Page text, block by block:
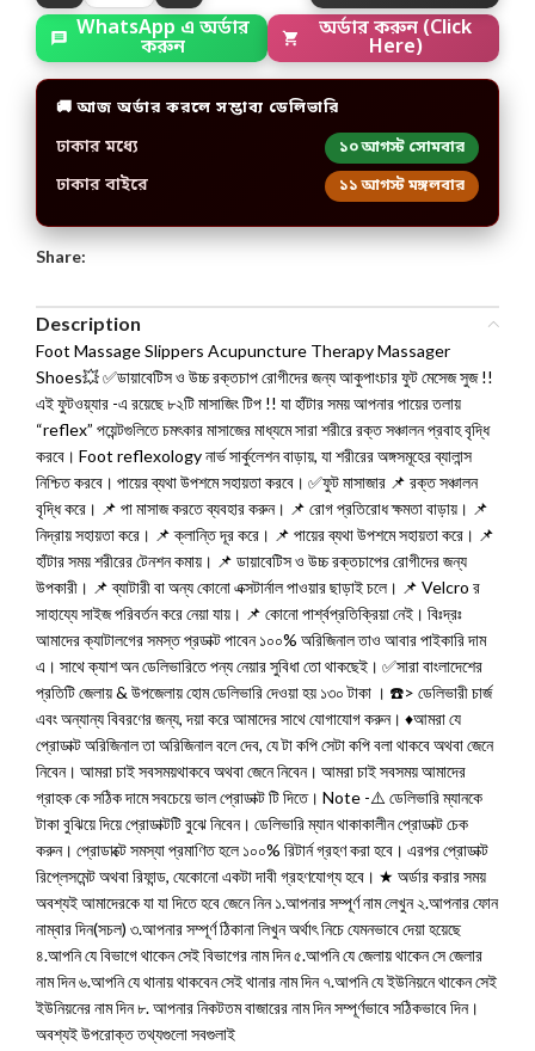
WhatsApp এ অর্ডার
করুন
অর্ডার করুন (Click
Here)
🚚 আজ অর্ডার করলে সম্ভাব্য ডেলিভারি
ঢাকার মধ্যে ১০ আগস্ট সোমবার
ঢাকার বাইরে ১১ আগস্ট মঙ্গলবার
Share:
Description
Foot Massage Slippers Acupuncture Therapy Massager
Shoes💥 ✅ডায়াবেটিস ও উচ্চ রক্তচাপ রোগীদের জন্য আকুপাংচার ফুট মেসেজ সুজ !!
এই ফুটওয়্যার -এ রয়েছে ৮২টি মাসাজিং টিপ !! যা হাঁটার সময় আপনার পায়ের তলায়
“reflex” পয়েন্টগুলিতে চমৎকার মাসাজের মাধ্যমে সারা শরীরে রক্ত সঞ্চালন প্রবাহ বৃদ্ধি
করবে। Foot reflexology নার্ভ সার্কুলেশন বাড়ায়, যা শরীরের অঙ্গসমূহের ব্যালান্স
নিশ্চিত করবে। পায়ের ব্যথা উপশমে সহায়তা করবে। ✅ফুট মাসাজার 📌 রক্ত সঞ্চালন
বৃদ্ধি করে। 📌 পা মাসাজ করতে ব্যবহার করুন। 📌 রোগ প্রতিরোধ ক্ষমতা বাড়ায়। 📌
নিদ্রায় সহায়তা করে। 📌 ক্লান্তি দূর করে। 📌 পায়ের ব্যথা উপশমে সহায়তা করে। 📌
হাঁটার সময় শরীরের টেনশন কমায়। 📌 ডায়াবেটিস ও উচ্চ রক্তচাপের রোগীদের জন্য
উপকারী। 📌 ব্যাটারী বা অন্য কোনো এক্সটার্নাল পাওয়ার ছাড়াই চলে। 📌 Velcro র
সাহায্যে সাইজ পরিবর্তন করে নেয়া যায়। 📌 কোনো পার্শ্বপ্রতিক্রিয়া নেই। বিঃদ্রঃ
আমাদের ক্যাটালগের সমস্ত প্রডাক্ট পাবেন ১০০% অরিজিনাল তাও আবার পাইকারি দাম
এ। সাথে ক্যাশ অন ডেলিভারিতে পন্য নেয়ার সুবিধা তো থাকছেই। ✅সারা বাংলাদেশের
প্রতিটি জেলায় & উপজেলায় হোম ডেলিভারি দেওয়া হয় ১৩০ টাকা । ☎️> ডেলিভারী চার্জ
এবং অন্যান্য বিবরণের জন্য, দয়া করে আমাদের সাথে যোগাযোগ করুন। ♦️আমরা যে
প্রোডাক্ট অরিজিনাল তা অরিজিনাল বলে দেব, যে টা কপি সেটা কপি বলা থাকবে অথবা জেনে
নিবেন। আমরা চাই সবসময়থাকবে অথবা জেনে নিবেন। আমরা চাই সবসময় আমাদের
গ্রাহক কে সঠিক দামে সবচেয়ে ভাল প্রোডাক্ট টি দিতে। Note -⚠️ ডেলিভারি ম্যানকে
টাকা বুঝিয়ে দিয়ে প্রোডাক্টটি বুঝে নিবেন। ডেলিভারি ম্যান থাকাকালীন প্রোডাক্ট চেক
করুন। প্রোডাক্টে সমস্যা প্রমাণিত হলে ১০০% রিটার্ন গ্রহণ করা হবে। এরপর প্রোডাক্ট
রিপ্লেসমেন্ট অথবা রিফান্ড, যেকোনো একটা দাবী গ্রহণযোগ্য হবে। ★ অর্ডার করার সময়
অবশ্যই আমাদেরকে যা যা দিতে হবে জেনে নিন ১.আপনার সম্পূর্ণ নাম লেখুন ২.আপনার ফোন
নাম্বার দিন(সচল) ৩.আপনার সম্পূর্ণ ঠিকানা লিখুন অর্থাৎ নিচে যেমনভাবে দেয়া হয়েছে
৪.আপনি যে বিভাগে থাকেন সেই বিভাগের নাম দিন ৫.আপনি যে জেলায় থাকেন সে জেলার
নাম দিন ৬.আপনি যে থানায় থাকবেন সেই থানার নাম দিন ৭.আপনি যে ইউনিয়নে থাকেন সেই
ইউনিয়নের নাম দিন ৮. আপনার নিকটতম বাজারের নাম দিন সম্পূর্ণভাবে সঠিকভাবে দিন।
অবশ্যই উপরোক্ত তথ্যগুলো সবগুলাই